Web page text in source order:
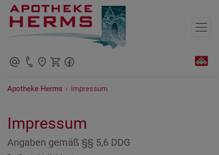
+49625173006
Apotheke Herms › Impressum
Impressum
Angaben gemäß §§ 5,6 DDG